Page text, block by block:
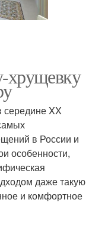
хрущевку
XX
в России и
особенности,
даже такую
и комфортное